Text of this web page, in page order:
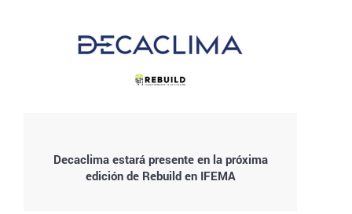
Decaclima estará presente en la próxima
edición de Rebuild en IFEMA